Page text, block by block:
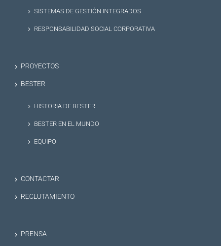
SISTEMAS DE GESTIÓN INTEGRADOS
RESPONSABILIDAD SOCIAL CORPORATIVA
PROYECTOS
BESTER
HISTORIA DE BESTER
BESTER EN EL MUNDO
EQUIPO
CONTACTAR
RECLUTAMIENTO
PRENSA